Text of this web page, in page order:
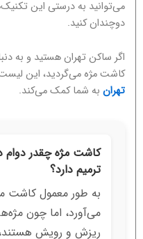
می‌توانید به درستی این
دوچندان کنید.
اگر ساکن تهران هستید و به
کاشت مژه می‌گردید، این
تهران به شما کمک می‌کند.
کاشت مژه چقدر دوام
ترمیم دارد؟
می‌آورد، اما چون